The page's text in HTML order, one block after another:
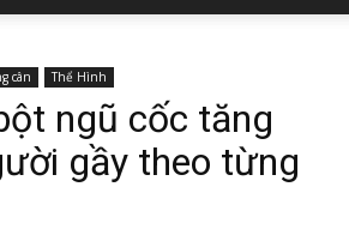
cân Thể Hình
ngũ cốc tăng
gầy theo từng